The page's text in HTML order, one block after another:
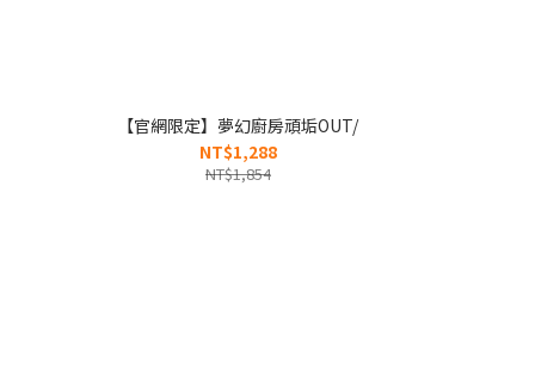
【官網限定】夢幻廚房頑垢OUT/
NT$1,288
NT$1,854